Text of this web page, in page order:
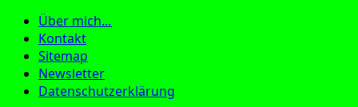
Über mich…
Kontakt
Sitemap
Newsletter
Datenschutzerklärung